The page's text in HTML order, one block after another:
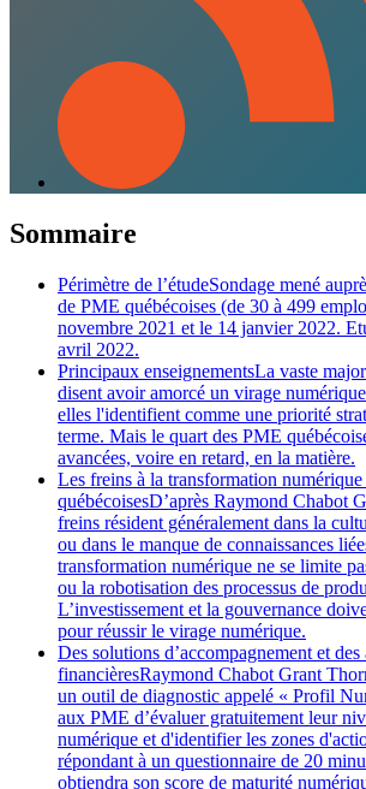
Sommaire
Périmètre de l’étudeSondage mené
de PME québécoises (de 30 à 499
novembre 2021 et le 14 janvier 2022.
avril 2022.
Principaux enseignementsLa vaste
disent avoir amorcé un virage
elles l'identifient comme une priorité
terme. Mais le quart des PME
avancées, voire en retard, en la matière.
Les freins à la transformation
québécoisesD’après Raymond Chabot
freins résident généralement dans la
ou dans le manque de connaissances
transformation numérique ne se limite
ou la robotisation des processus de
L’investissement et la gouvernance
pour réussir le virage numérique.
Des solutions d’accompagnement et des
financièresRaymond Chabot Grant
un outil de diagnostic appelé « Profil
aux PME d’évaluer gratuitement leur
numérique et d'identifier les zones
répondant à un questionnaire de 20
obtiendra son score de maturité